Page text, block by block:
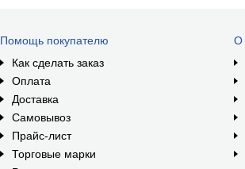
Помощь покупателю
Как сделать заказ
Оплата
Доставка
Самовывоз
Прайс-лист
Торговые марки
О